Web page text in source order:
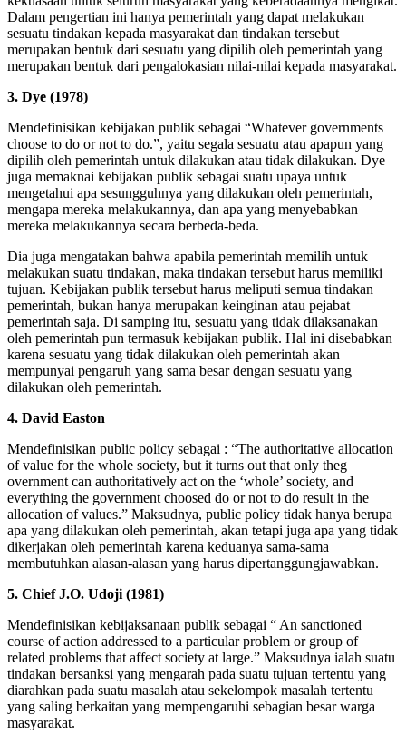
Dalam pengertian ini hanya pemerintah yang dapat melakukan
sesuatu tindakan kepada masyarakat dan tindakan tersebut
merupakan bentuk dari sesuatu yang dipilih oleh pemerintah yang
merupakan bentuk dari pengalokasian nilai-nilai kepada masyarakat.
3. Dye (1978)
Mendefinisikan kebijakan publik sebagai “Whatever governments
choose to do or not to do.”, yaitu segala sesuatu atau apapun yang
dipilih oleh pemerintah untuk dilakukan atau tidak dilakukan. Dye
juga memaknai kebijakan publik sebagai suatu upaya untuk
mengetahui apa sesungguhnya yang dilakukan oleh pemerintah,
mengapa mereka melakukannya, dan apa yang menyebabkan
mereka melakukannya secara berbeda-beda.
Dia juga mengatakan bahwa apabila pemerintah memilih untuk
melakukan suatu tindakan, maka tindakan tersebut harus memiliki
tujuan. Kebijakan publik tersebut harus meliputi semua tindakan
pemerintah, bukan hanya merupakan keinginan atau pejabat
pemerintah saja. Di samping itu, sesuatu yang tidak dilaksanakan
oleh pemerintah pun termasuk kebijakan publik. Hal ini disebabkan
karena sesuatu yang tidak dilakukan oleh pemerintah akan
mempunyai pengaruh yang sama besar dengan sesuatu yang
dilakukan oleh pemerintah.
4. David Easton
Mendefinisikan public policy sebagai : “The authoritative allocation
of value for the whole society, but it turns out that only theg
overnment can authoritatively act on the ‘whole’ society, and
everything the government choosed do or not to do result in the
allocation of values.” Maksudnya, public policy tidak hanya berupa
apa yang dilakukan oleh pemerintah, akan tetapi juga apa yang tidak
dikerjakan oleh pemerintah karena keduanya sama-sama
membutuhkan alasan-alasan yang harus dipertanggungjawabkan.
5. Chief J.O. Udoji (1981)
Mendefinisikan kebijaksanaan publik sebagai “ An sanctioned
course of action addressed to a particular problem or group of
related problems that affect society at large.” Maksudnya ialah suatu
tindakan bersanksi yang mengarah pada suatu tujuan tertentu yang
diarahkan pada suatu masalah atau sekelompok masalah tertentu
yang saling berkaitan yang mempengaruhi sebagian besar warga
masyarakat.